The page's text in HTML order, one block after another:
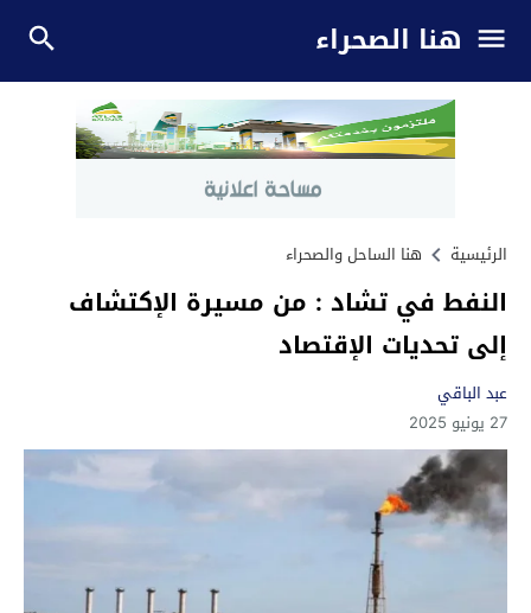
هنا الصحراء
الرئيسية هنا الساحل والصحراء
النفط في تشاد : من مسيرة الإكتشاف
إلى تحديات الإقتصاد
عبد الباقي
27 يونيو 2025